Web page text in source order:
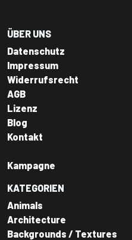
ÜBER UNS
Datenschutz
Impressum
Widerrufsrecht
AGB
Lizenz
Blog
Kontakt
Kampagne
KATEGORIEN
Animals
Architecture
Backgrounds / Textures